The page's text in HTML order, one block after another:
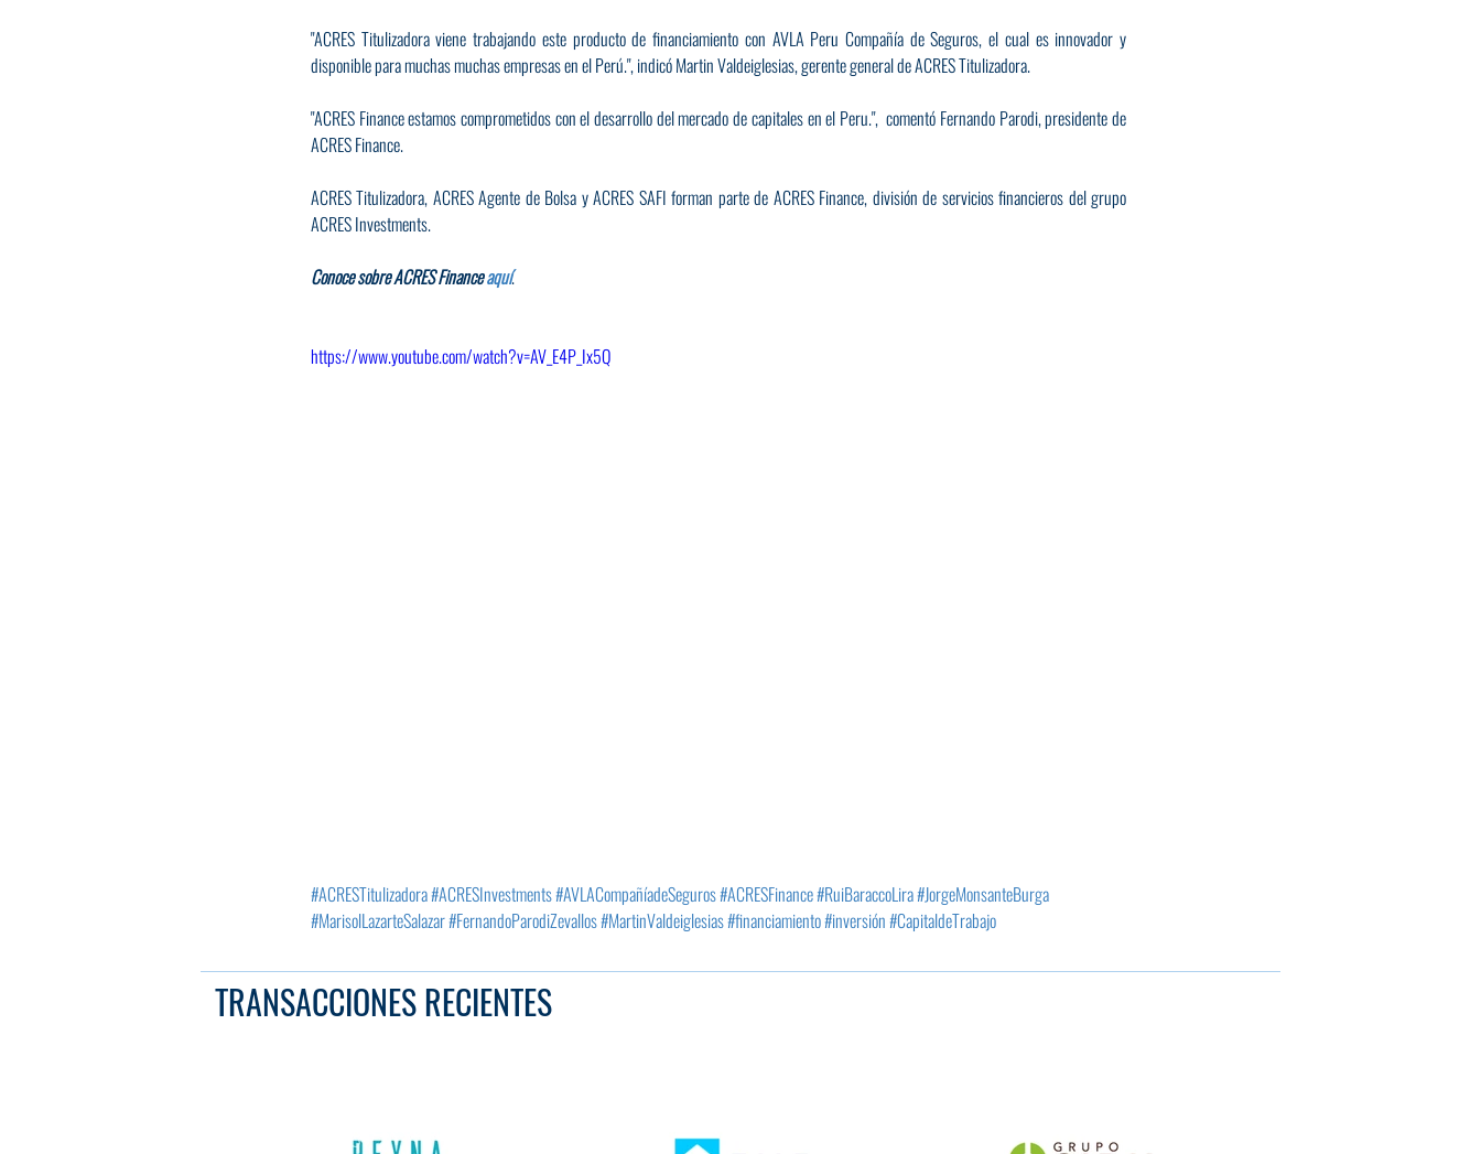
"ACRES Titulizadora viene trabajando este producto de financiamiento con AVLA Peru Compañía de Seguros, el cual es innovador y
disponible para muchas muchas empresas en el Perú.", indicó Martin Valdeiglesias, gerente general de ACRES Titulizadora.
"ACRES Finance estamos comprometidos con el desarrollo del mercado de capitales en el Peru.",  comentó Fernando Parodi, presidente de
ACRES Finance.
ACRES Titulizadora, ACRES Agente de Bolsa y ACRES SAFI forman parte de ACRES Finance, división de servicios financieros del grupo
ACRES Investments.
Conoce sobre ACRES Finance aquí.
https://www.youtube.com/watch?v=AV_E4P_Ix5Q
#ACRESTitulizadora#ACRESInvestments#AVLACompañíadeSeguros#ACRESFinance#RuiBaraccoLira#JorgeMonsanteBurga
#MarisolLazarteSalazar#FernandoParodiZevallos#MartinValdeiglesias#financiamiento#inversión#CapitaldeTrabajo
TRANSACCIONES RECIENTES